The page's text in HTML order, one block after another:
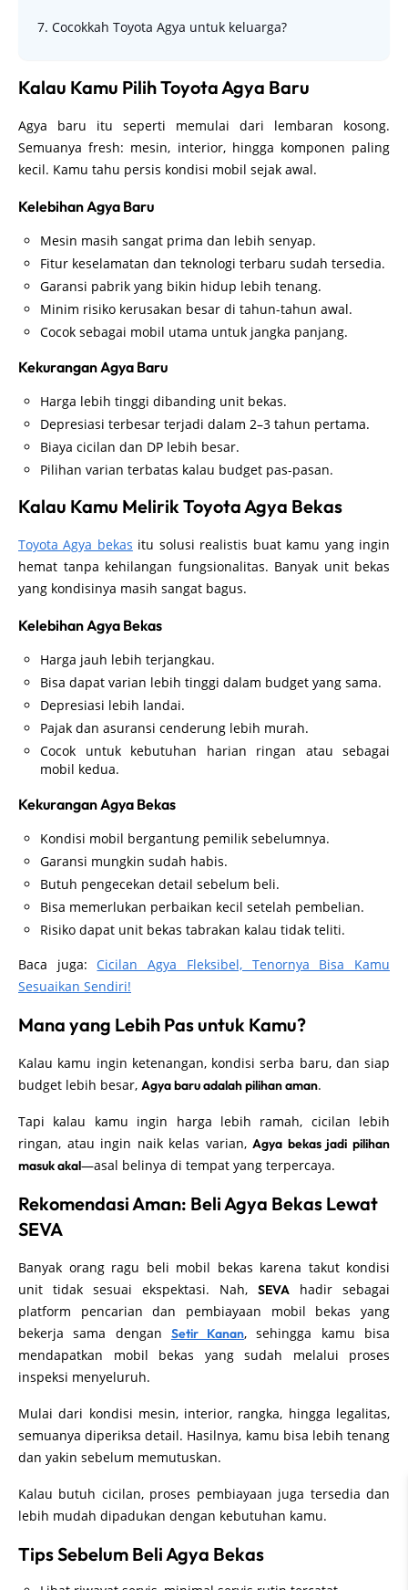
7. Cocokkah Toyota Agya untuk keluarga?
Kalau Kamu Pilih Toyota Agya Baru
Agya baru itu seperti memulai dari lembaran kosong.
Semuanya fresh: mesin, interior, hingga komponen paling
kecil. Kamu tahu persis kondisi mobil sejak awal.
Kelebihan Agya Baru
Mesin masih sangat prima dan lebih senyap.
Fitur keselamatan dan teknologi terbaru sudah tersedia.
Garansi pabrik yang bikin hidup lebih tenang.
Minim risiko kerusakan besar di tahun-tahun awal.
Cocok sebagai mobil utama untuk jangka panjang.
Kekurangan Agya Baru
Harga lebih tinggi dibanding unit bekas.
Depresiasi terbesar terjadi dalam 2–3 tahun pertama.
Biaya cicilan dan DP lebih besar.
Pilihan varian terbatas kalau budget pas-pasan.
Kalau Kamu Melirik Toyota Agya Bekas
Toyota Agya bekas itu solusi realistis buat kamu yang ingin
hemat tanpa kehilangan fungsionalitas. Banyak unit bekas
yang kondisinya masih sangat bagus.
Kelebihan Agya Bekas
Harga jauh lebih terjangkau.
Bisa dapat varian lebih tinggi dalam budget yang sama.
Depresiasi lebih landai.
Pajak dan asuransi cenderung lebih murah.
Cocok untuk kebutuhan harian ringan atau sebagai
mobil kedua.
Kekurangan Agya Bekas
Kondisi mobil bergantung pemilik sebelumnya.
Garansi mungkin sudah habis.
Butuh pengecekan detail sebelum beli.
Bisa memerlukan perbaikan kecil setelah pembelian.
Risiko dapat unit bekas tabrakan kalau tidak teliti.
Baca juga:Cicilan Agya Fleksibel, Tenornya Bisa Kamu
Sesuaikan Sendiri!
Mana yang Lebih Pas untuk Kamu?
Kalau kamu ingin ketenangan, kondisi serba baru, dan siap
budget lebih besar, Agya baru adalah pilihan aman.
Tapi kalau kamu ingin harga lebih ramah, cicilan lebih
ringan, atau ingin naik kelas varian,Agya bekas jadi pilihan
masuk akal—asal belinya di tempat yang terpercaya.
Rekomendasi Aman: Beli Agya Bekas Lewat
SEVA
Banyak orang ragu beli mobil bekas karena takut kondisi
unit tidak sesuai ekspektasi. Nah, SEVA hadir sebagai
platform pencarian dan pembiayaan mobil bekas yang
bekerja sama dengan Setir Kanan, sehingga kamu bisa
mendapatkan mobil bekas yang sudah melalui proses
inspeksi menyeluruh.
Mulai dari kondisi mesin, interior, rangka, hingga legalitas,
semuanya diperiksa detail. Hasilnya, kamu bisa lebih tenang
dan yakin sebelum memutuskan.
Kalau butuh cicilan, proses pembiayaan juga tersedia dan
lebih mudah dipadukan dengan kebutuhan kamu.
Tips Sebelum Beli Agya Bekas